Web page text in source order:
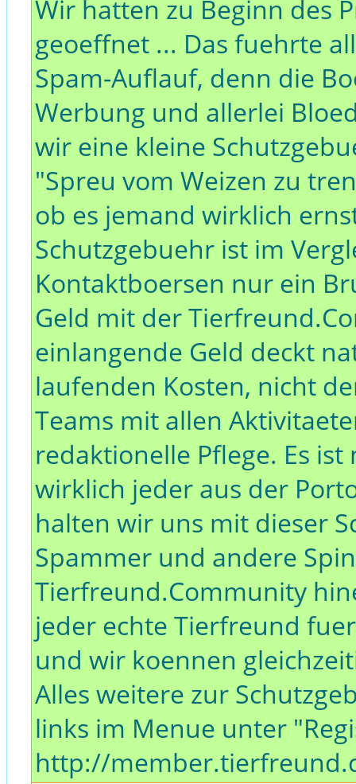
Wir hatten zu Beginn des
geoeffnet ... Das fuehrte
Spam-Auflauf, denn die
Werbung und allerlei
wir eine kleine
"Spreu vom Weizen zu
ob es jemand wirklich
Schutzgebuehr ist im
Kontaktboersen nur ein
Geld mit der
einlangende Geld deckt
laufenden Kosten, nicht
Teams mit allen
redaktionelle Pflege. Es
wirklich jeder aus der
halten wir uns mit dieser
Spammer und andere
Tierfreund.Community
jeder echte Tierfreund
und wir koennen
Alles weitere zur
links im Menue unter
http://